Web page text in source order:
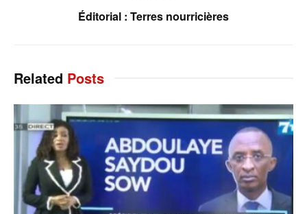
Éditorial : Terres nourricières
Related Posts